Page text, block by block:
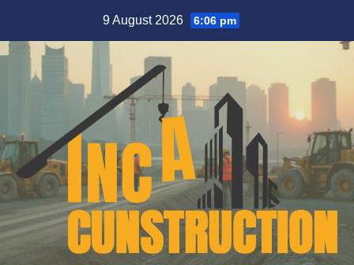
content
9 August 2026 6:06 pm